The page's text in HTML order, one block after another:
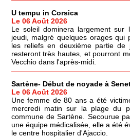
U tempu in Corsica
Le 06 Août 2026
Le soleil dominera largement sur
jeudi, malgré quelques orages qui
les reliefs en deuxième partie de
resteront très hautes, et pourront
Vecchio dans l'après-midi.
Sartène- Début de noyade à
Le 06 Août 2026
Une femme de 80 ans a été
mercredi matin sur la plage du
commune de Sartène. Secourue
une équipe médicalisée, elle a été
le centre hospitalier d'Ajaccio.